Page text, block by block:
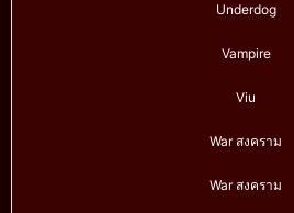
Underdog
Vampire
Viu
War สงคราม
War สงคราม